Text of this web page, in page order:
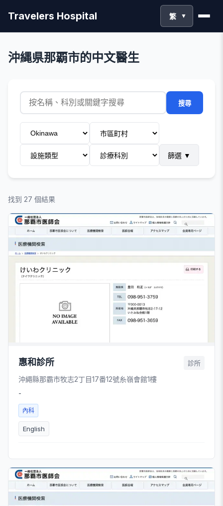
Travelers Hospital 繁 ▼
沖縄県那覇市的中文醫生
搜尋
篩選 ▼
找到 27 個結果
惠和診所 診所
沖繩縣那霸市牧志2丁目17番12號糸嶺會館1樓
-
內科
English